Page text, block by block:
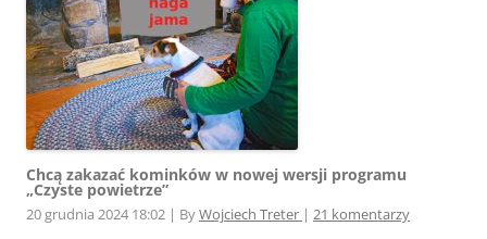
Chcą zakazać kominków w nowej wersji programu
„Czyste powietrze”
20 grudnia 2024 18:02 | ByWojciech Treter | 21 komentarzy